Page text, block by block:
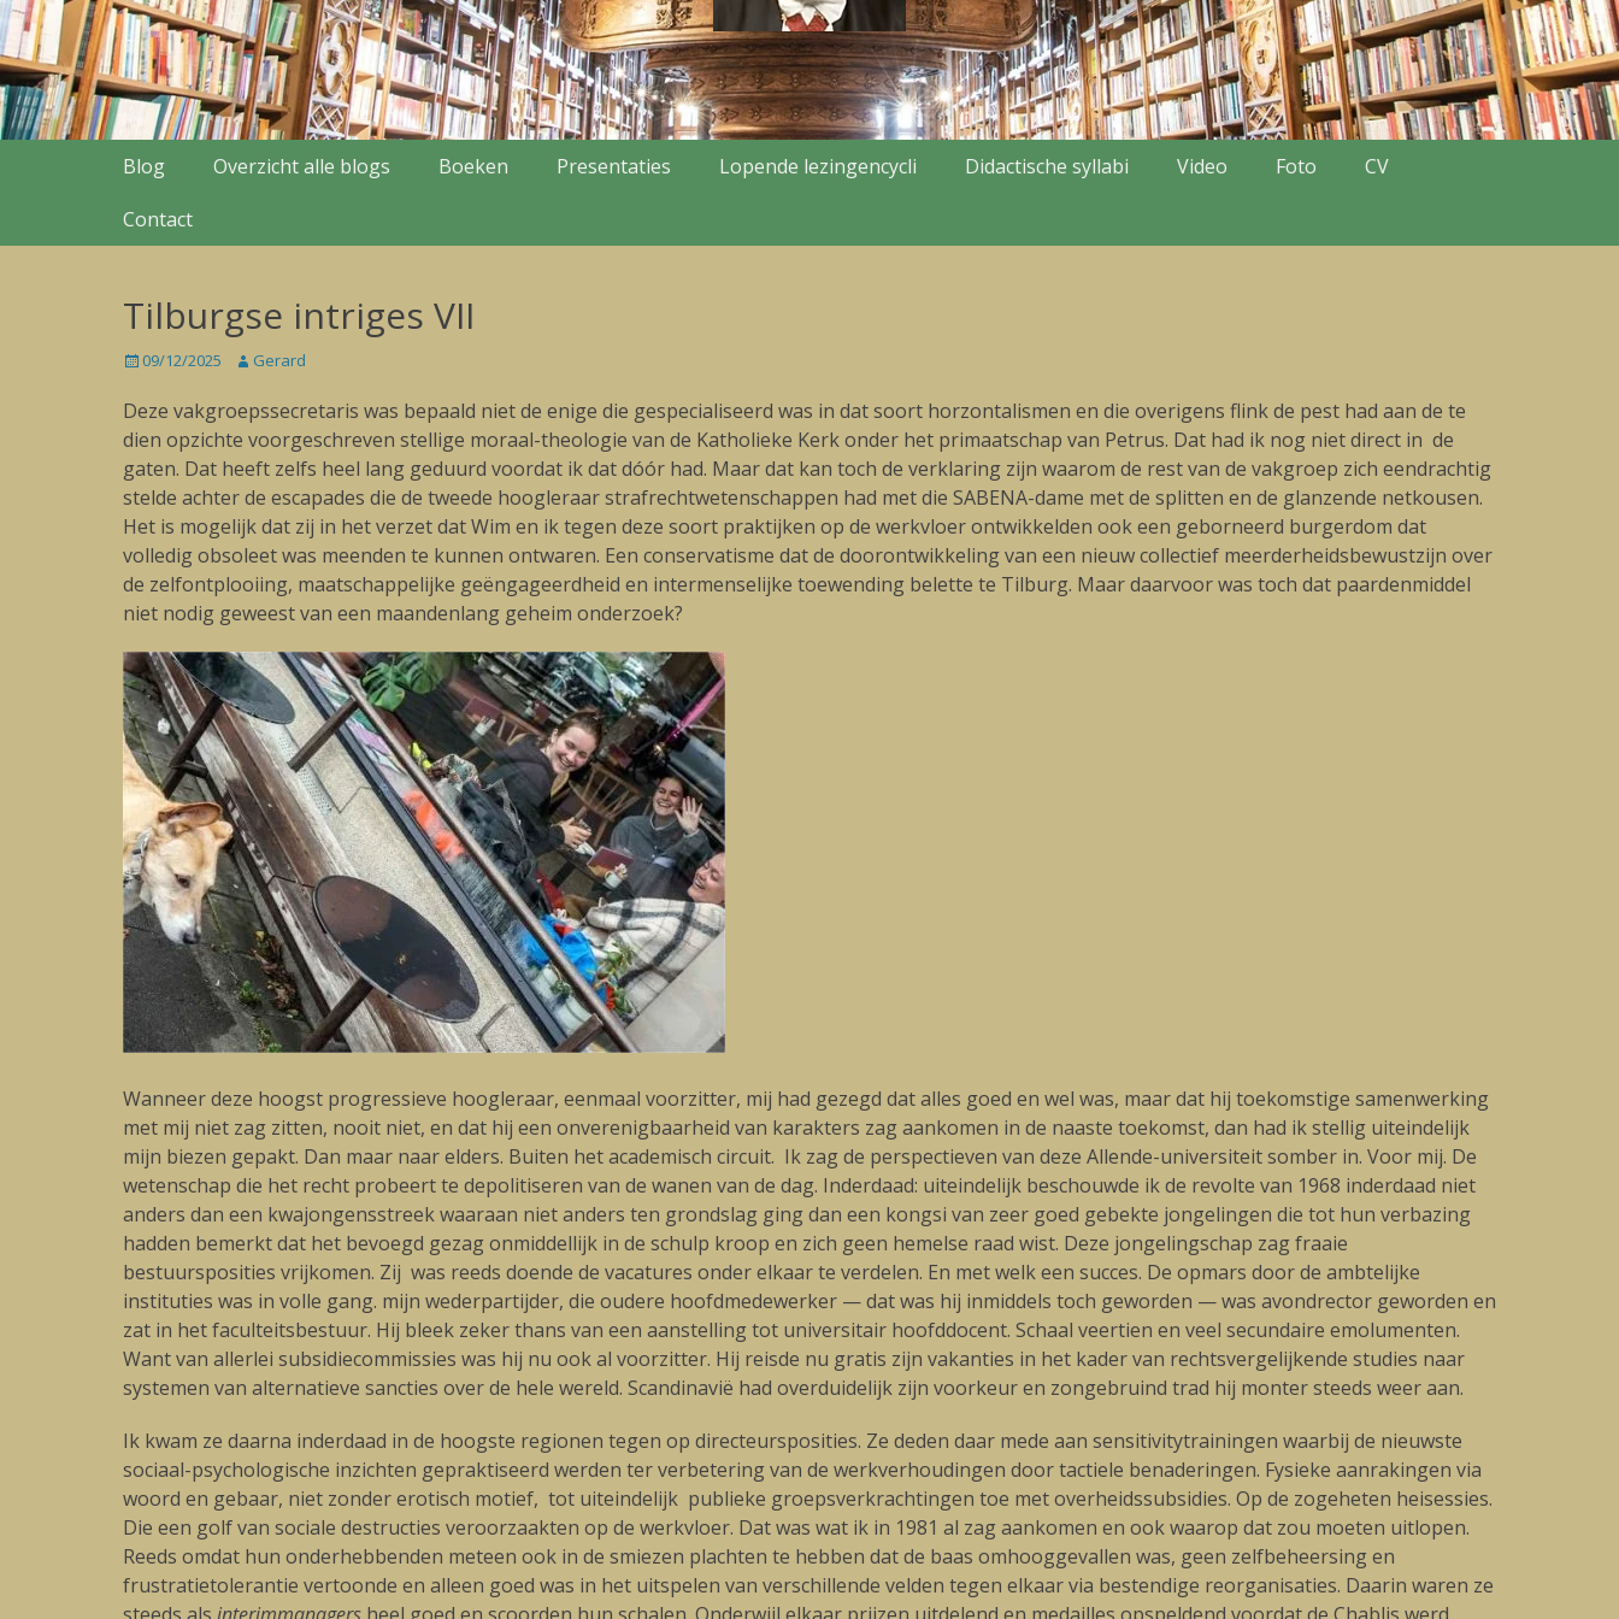
Secondary Menu
Skip
content
Blog Overzicht alle blogs Boeken Presentaties Lopende lezingencycli Didactische syllabi Video Foto
CV
Contact
Tilburgse intriges VII
Posted
09/12/2025 Author
Gerard
Deze vakgroepssecretaris was bepaald niet de enige die gespecialiseerd was in dat soort horzontalismen en die overigens flink de pest had aan de te
dien opzichte voorgeschreven stellige moraal-theologie van de Katholieke Kerk onder het primaatschap van Petrus. Dat had ik nog niet direct in de
gaten. Dat heeft zelfs heel lang geduurd voordat ik dat dóór had. Maar dat kan toch de verklaring zijn waarom de rest van de vakgroep zich eendrachtig
stelde achter de escapades die de tweede hoogleraar strafrechtwetenschappen had met die SABENA-dame met de splitten en de glanzende netkousen.
Het is mogelijk dat zij in het verzet dat Wim en ik tegen deze soort praktijken op de werkvloer ontwikkelden ook een geborneerd burgerdom dat
volledig obsoleet was meenden te kunnen ontwaren. Een conservatisme dat de doorontwikkeling van een nieuw collectief meerderheidsbewustzijn over
de zelfontplooiing, maatschappelijke geëngageerdheid en intermenselijke toewending belette te Tilburg. Maar daarvoor was toch dat paardenmiddel
niet nodig geweest van een maandenlang geheim onderzoek?
Wanneer deze hoogst progressieve hoogleraar, eenmaal voorzitter, mij had gezegd dat alles goed en wel was, maar dat hij toekomstige samenwerking
met mij niet zag zitten, nooit niet, en dat hij een onverenigbaarheid van karakters zag aankomen in de naaste toekomst, dan had ik stellig uiteindelijk
mijn biezen gepakt. Dan maar naar elders. Buiten het academisch circuit. Ik zag de perspectieven van deze Allende-universiteit somber in. Voor mij. De
wetenschap die het recht probeert te depolitiseren van de wanen van de dag. Inderdaad: uiteindelijk beschouwde ik de revolte van 1968 inderdaad niet
anders dan een kwajongensstreek waaraan niet anders ten grondslag ging dan een kongsi van zeer goed gebekte jongelingen die tot hun verbazing
hadden bemerkt dat het bevoegd gezag onmiddellijk in de schulp kroop en zich geen hemelse raad wist. Deze jongelingschap zag fraaie
bestuursposities vrijkomen. Zij was reeds doende de vacatures onder elkaar te verdelen. En met welk een succes. De opmars door de ambtelijke
instituties was in volle gang. mijn wederpartijder, die oudere hoofdmedewerker — dat was hij inmiddels toch geworden — was avondrector geworden en
zat in het faculteitsbestuur. Hij bleek zeker thans van een aanstelling tot universitair hoofddocent. Schaal veertien en veel secundaire emolumenten.
Want van allerlei subsidiecommissies was hij nu ook al voorzitter. Hij reisde nu gratis zijn vakanties in het kader van rechtsvergelijkende studies naar
systemen van alternatieve sancties over de hele wereld. Scandinavië had overduidelijk zijn voorkeur en zongebruind trad hij monter steeds weer aan.
Ik kwam ze daarna inderdaad in de hoogste regionen tegen op directeursposities. Ze deden daar mede aan sensitivitytrainingen waarbij de nieuwste
sociaal-psychologische inzichten gepraktiseerd werden ter verbetering van de werkverhoudingen door tactiele benaderingen. Fysieke aanrakingen via
woord en gebaar, niet zonder erotisch motief, tot uiteindelijk publieke groepsverkrachtingen toe met overheidssubsidies. Op de zogeheten heisessies.
Die een golf van sociale destructies veroorzaakten op de werkvloer. Dat was wat ik in 1981 al zag aankomen en ook waarop dat zou moeten uitlopen.
Reeds omdat hun onderhebbenden meteen ook in de smiezen plachten te hebben dat de baas omhooggevallen was, geen zelfbeheersing en
frustratietolerantie vertoonde en alleen goed was in het uitspelen van verschillende velden tegen elkaar via bestendige reorganisaties. Daarin waren ze